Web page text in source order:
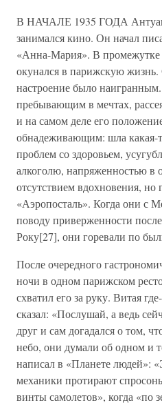
В НАЧАЛЕ 1935 ГОДА
занимался кино. Он начал
«Анна-Мария». В промежутке
окунался в парижскую
настроение было
пребывающим в мечтах,
и на самом деле его
обнадеживающим: шла какая-
проблем со здоровьем,
алкоголю, напряженностью в
отсутствием вдохновения, но
«Аэропосталь». Когда они с
поводу приверженности
Року[27], они горевали по
После очередного
ночи в одном парижском
схватил его за руку. Витая
сказал: «Послушай, а ведь
друг и сам догадался о том,
небо, они думали об одном и
написал в «Планете людей»:
механики протирают
винты самолетов», когда «по